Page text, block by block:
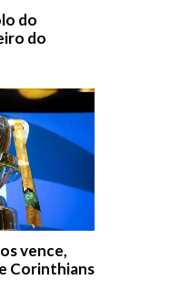
do
do
vence,
Corinthians